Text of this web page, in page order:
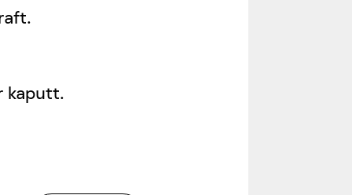
kaputt.